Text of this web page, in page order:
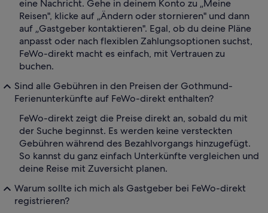
eine Nachricht. Gehe in deinem Konto zu „Meine
Reisen", klicke auf „Ändern oder stornieren" und dann
auf „Gastgeber kontaktieren". Egal, ob du deine Pläne
anpasst oder nach flexiblen Zahlungsoptionen suchst,
FeWo-direkt macht es einfach, mit Vertrauen zu
buchen.
Sind alle Gebühren in den Preisen der Gothmund-
Ferienunterkünfte auf FeWo-direkt enthalten?
FeWo-direkt zeigt die Preise direkt an, sobald du mit
der Suche beginnst. Es werden keine versteckten
Gebühren während des Bezahlvorgangs hinzugefügt.
So kannst du ganz einfach Unterkünfte vergleichen und
deine Reise mit Zuversicht planen.
Warum sollte ich mich als Gastgeber bei FeWo-direkt
registrieren?